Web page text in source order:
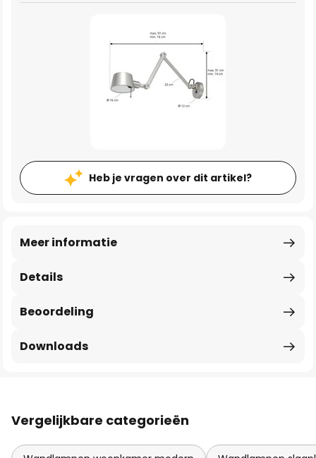
Heb je vragen over dit artikel?
Details
Meer informatie
Beoordeling
Downloads
Vergelijkbare categorieën